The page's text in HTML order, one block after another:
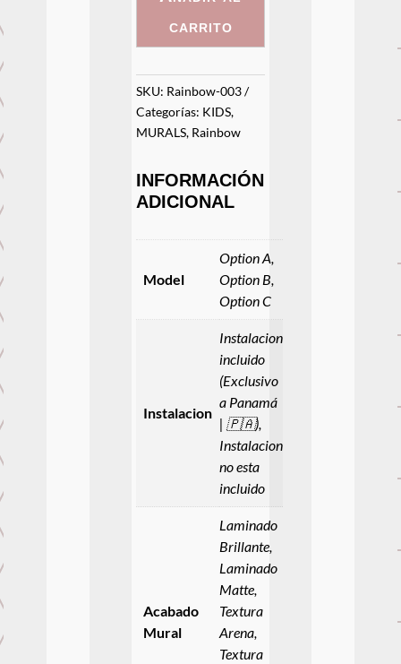
carrito
SKU: Rainbow-003
Categorías: KIDS,
MURALS, Rainbow
INFORMACIÓN
ADICIONAL
Model
Option A,
Option B,
Option C
Instalacion
Instalacion
incluido
(Exclusivo
a Panamá
| 🇵🇦),
Instalacion
no esta
incluido
Acabado
Mural
Laminado
Brillante,
Laminado
Matte,
Textura
Arena,
Textura